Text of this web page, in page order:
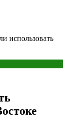
использовать